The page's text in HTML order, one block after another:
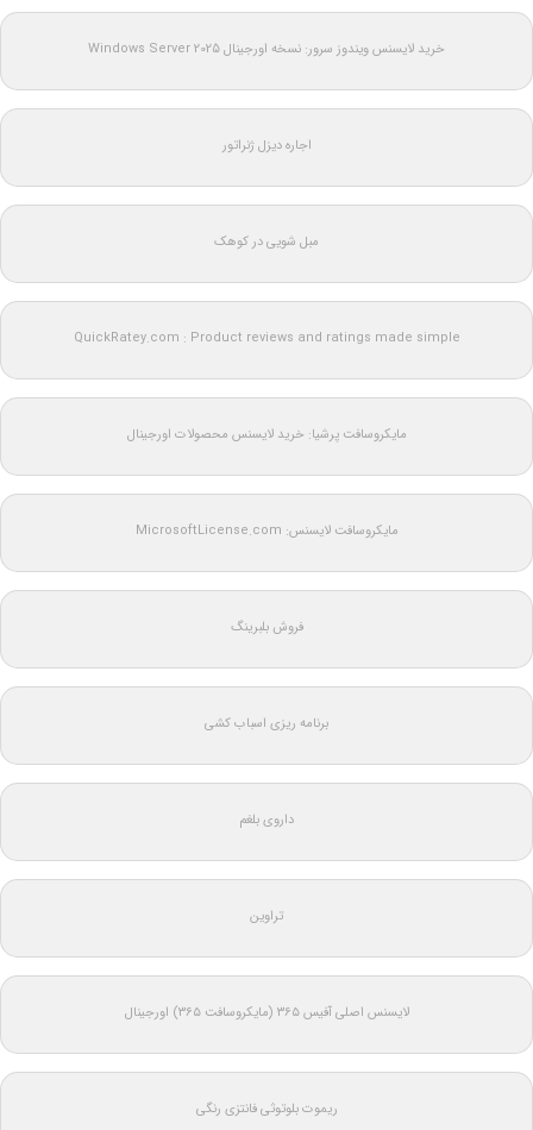
خرید لایسنس ویندوز سرور: نسخه اورجینال Windows Server 2025
اجاره دیزل ژنراتور
مبل شویی در کوهک
QuickRatey.com : Product reviews and ratings made simple
مایکروسافت پرشیا: خرید لایسنس محصولات اورجینال
مایکروسافت لایسنس: MicrosoftLicense.com
فروش بلبرینگ
برنامه ریزی اسباب کشی
داروی بلغم
تراوین
لایسنس اصلی آفیس ۳۶۵ (مایکروسافت ۳۶۵) اورجینال
ریموت بلوتوثی فانتزی رنگی